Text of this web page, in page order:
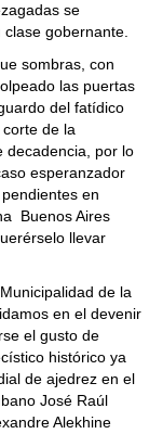
se
gobernante.
sombras, con
las puertas
del fatídico
de la
decadencia, por lo
esperanzador
en
Buenos Aires
llevar
de la
en el devenir
el gusto de
histórico ya
de ajedrez en el
José Raúl
Alekhine